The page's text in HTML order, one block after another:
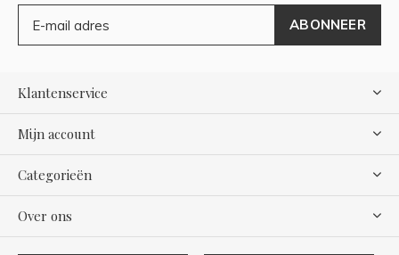
ABONNEER
Klantenservice
Mijn account
Categorieën
Over ons